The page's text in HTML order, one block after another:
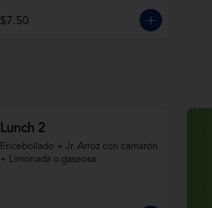
$7.50
Lunch 2
Encebollado + Jr. Arroz con camarón
+ Limonada o gaseosa